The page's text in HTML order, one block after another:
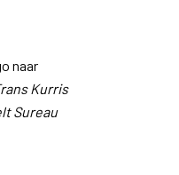
naar
Kurris
Sureau